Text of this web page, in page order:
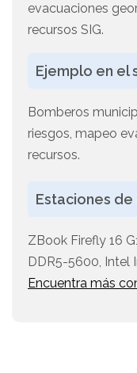
evacuaciones
recursos SIG.
Ejemplo en el
Bomberos
riesgos, mapeo
recursos.
Estaciones
ZBook Firefly 16
DDR5-5600, Intel
Encuentra más